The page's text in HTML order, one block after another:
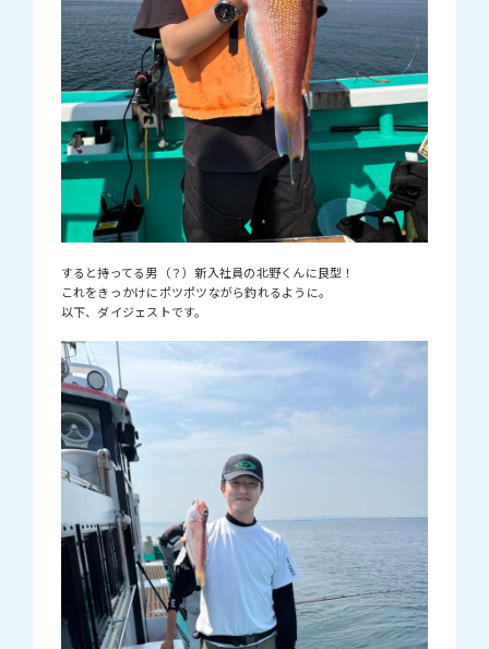
すると持ってる男（？）新入社員の北野くんに良型！
これをきっかけにポツポツながら釣れるように。
以下、ダイジェストです。